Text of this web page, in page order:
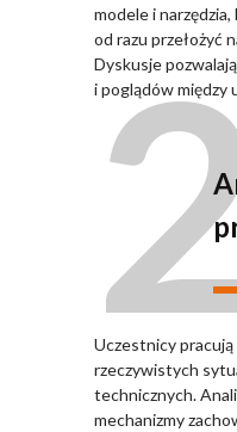
modele i
od razu przełożyć
Dyskusje
i poglądów między
Uczestnicy pracują
rzeczywistych
technicznych.
mechanizmy